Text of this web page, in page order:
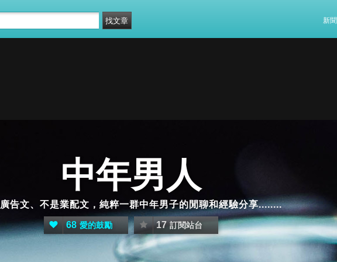
新聞
中年男人
告文、不是業配文，純粹一群中年男子的閒聊和經驗分享........
68 愛的鼓勵 17 訂閱站台